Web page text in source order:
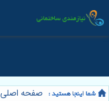
صفحه اصلی